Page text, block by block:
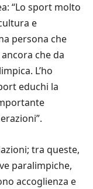
“Lo sport molto
e
persona che
che da
L’ho
educhi la
tra queste,
paralimpiche,
accoglienza e